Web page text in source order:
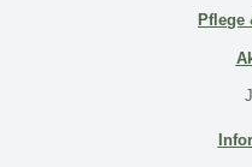
Pflege